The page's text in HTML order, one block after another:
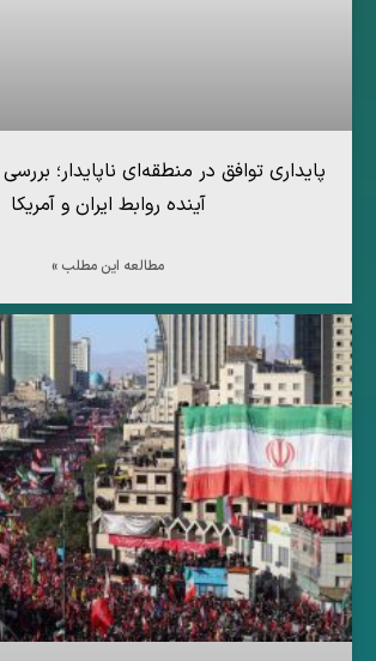
پایداری توافق در منطقه‌ای ناپایدار؛
آینده روابط ایران و آمریکا
مطالعه این مطلب »